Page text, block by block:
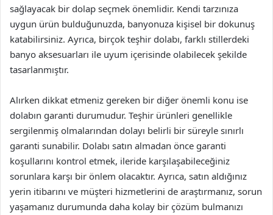
sağlayacak bir dolap seçmek önemlidir. Kendi tarzınıza
uygun ürün bulduğunuzda, banyonuza kişisel bir dokunuş
katabilirsiniz. Ayrıca, birçok teşhir dolabı, farklı stillerdeki
banyo aksesuarları ile uyum içerisinde olabilecek şekilde
tasarlanmıştır.
Alırken dikkat etmeniz gereken bir diğer önemli konu ise
dolabın garanti durumudur. Teşhir ürünleri genellikle
sergilenmiş olmalarından dolayı belirli bir süreyle sınırlı
garanti sunabilir. Dolabı satın almadan önce garanti
koşullarını kontrol etmek, ileride karşılaşabileceğiniz
sorunlara karşı bir önlem olacaktır. Ayrıca, satın aldığınız
yerin itibarını ve müşteri hizmetlerini de araştırmanız, sorun
yaşamanız durumunda daha kolay bir çözüm bulmanızı